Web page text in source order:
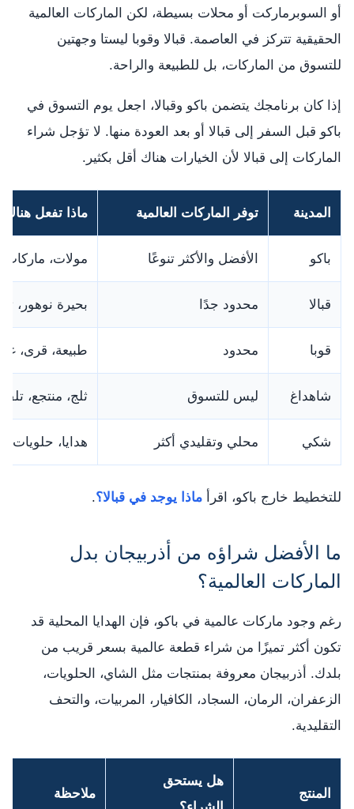
أو السوبرماركت أو محلات بسيطة، لكن الماركات العالمية
الحقيقية تتركز في العاصمة. قبالا وقوبا ليستا وجهتين
للتسوق من الماركات، بل للطبيعة والراحة.
إذا كان برنامجك يتضمن باكو وقبالا، اجعل يوم التسوق في
باكو قبل السفر إلى قبالا أو بعد العودة منها. لا تؤجل شراء
الماركات إلى قبالا لأن الخيارات هناك أقل بكثير.
المدينة توفر الماركات العالمية ماذا تفعل
باكو الأفضل والأكثر تنوعًا مولات،
قبالا محدود جدًا بحيرة نوهور،
قوبا محدود طبيعة، قرى،
شاهداغ ليس للتسوق ثلج، منتجع،
شكي محلي وتقليدي أكثر هدايا، حلويات،
للتخطيط خارج باكو، اقرأ ماذا يوجد في قبالا؟.
ما الأفضل شراؤه من أذربيجان بدل
الماركات العالمية؟
رغم وجود ماركات عالمية في باكو، فإن الهدايا المحلية قد
تكون أكثر تميزًا من شراء قطعة عالمية بسعر قريب من
بلدك. أذربيجان معروفة بمنتجات مثل الشاي، الحلويات،
الزعفران، الرمان، السجاد، الكافيار، المربيات، والتحف
التقليدية.
المنتج
هل يستحق
ملاحظة